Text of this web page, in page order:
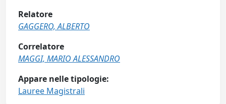
Relatore
GAGGERO, ALBERTO
Correlatore
MAGGI, MARIO ALESSANDRO
Appare nelle tipologie:
Lauree Magistrali